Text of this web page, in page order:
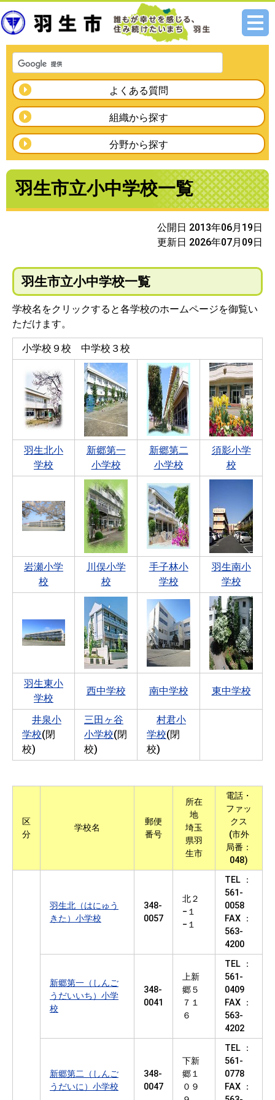
メニ
よくある質問
組織から探す
分野から探す
羽生市立小中学校一覧
公開日 2013年06月19日
更新日 2026年07月09日
羽生市立小中学校一覧
学校名をクリックすると各学校のホームページを御覧い
ただけます。
小学校９校 中学校３校
羽生北小
学校
新郷第一
小学校
新郷第二
小学校
須影小学
校
岩瀬小学
校
川俣小学
校
手子林小
学校
羽生南小
学校
羽生東小
学校
西中学校 南中学校 東中学校
井泉小
学校(閉
校)
三田ヶ谷
小学校(閉
校)
村君小
学校(閉
校)
区
分
学校名
郵便
番号
所在
地
埼玉
県羽
生市
電話・
ファッ
クス
(市外
局番：
048)
羽生北（はにゅう
きた）小学校
348-
0057
北２
−１
−１
TEL ：
561-
0058
FAX ：
563-
4200
新郷第一（しんご
うだいいち）小学
校
348-
0041
上新
郷５
７１
６
TEL ：
561-
0409
FAX ：
563-
4202
新郷第二（しんご
うだいに）小学校
348-
0047
下新
郷１
０９
TEL ：
561-
0778
FAX ：